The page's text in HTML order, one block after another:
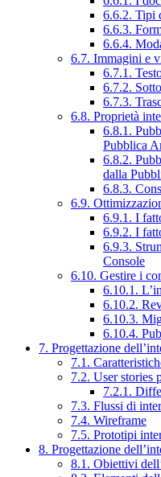
6.6.2. Tipi
6.6.3.
6.6.4.
6.7. Immagini e
6.7.1.
6.7.2.
6.7.3.
6.8. Proprietà
6.8.1.
Pubblica
6.8.2.
dalla
6.8.3.
6.9.
6.9.1. I
6.9.2. I
6.9.3.
Console
6.10. Gestire i
6.10.1.
6.10.2.
6.10.3.
6.10.4.
7. Progettazione
7.1.
7.2. User stories
7.2.1.
7.3. Flussi di
7.4. Wireframe
7.5. Prototipi
8. Progettazione
8.1. Obiettivi